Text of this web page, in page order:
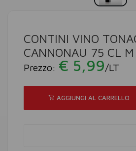
CONTINI VINO
CANNONAU 75 CL M
Prezzo: € 5,99/LT
AGGIUNGI AL CARRELLO